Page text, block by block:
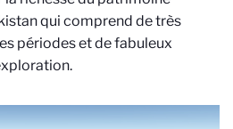
qui comprend de très
périodes et de fabuleux